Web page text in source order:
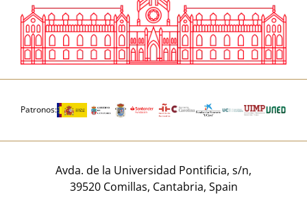
Patronos:
Avda. de la Universidad Pontificia, s/n,
39520 Comillas, Cantabria, Spain